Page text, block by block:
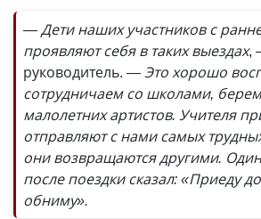
— Дети наших участников с
проявляют себя в таких выездах,
руководитель. — Это хорошо
сотрудничаем со школами,
малолетних артистов. Учителя
отправляют с нами самых
они возвращаются другими.
после поездки сказал: «Приеду
обниму».